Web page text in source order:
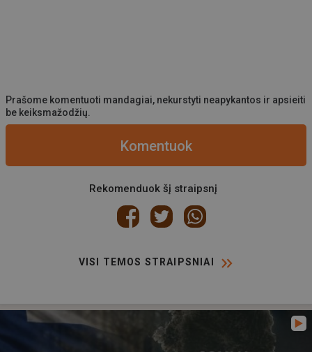
Prašome komentuoti mandagiai, nekurstyti neapykantos ir apsieiti
be keiksmažodžių.
Komentuok
Rekomenduok šį straipsnį
VISI TEMOS STRAIPSNIAI